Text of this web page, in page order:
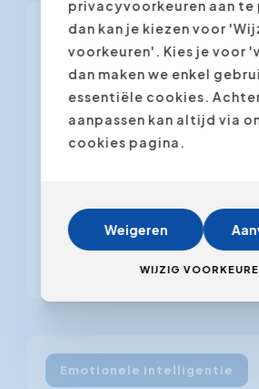
Presentatietechnieken
17 september 2010
Hoe geef je een
PowerPoint
grafieken, onleesbare
ongeïnspireerde spreker?
hoe het beter kan.
Emotionele intelligentie
28 mei 2010
privacyvoorkeuren aan te
dan kan je kiezen voor
voorkeuren'. Kies je voor
dan maken we enkel
essentiële cookies.
aanpassen kan altijd via
cookies pagina.
Weigeren
WIJZIG